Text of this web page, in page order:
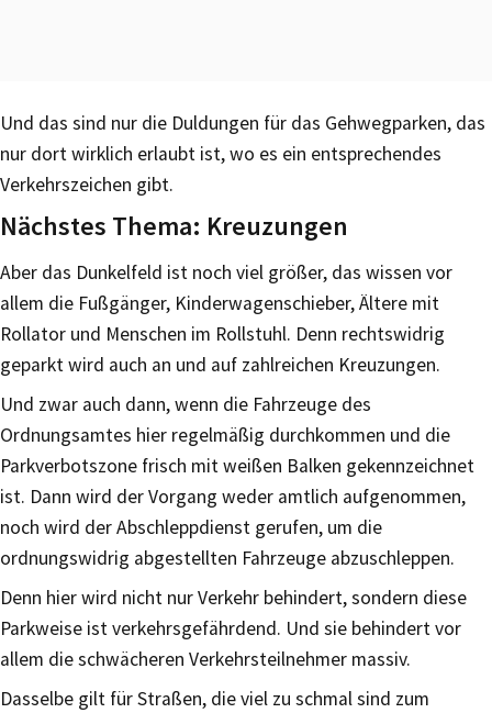
Und das sind nur die Duldungen für das Gehwegparken, das
nur dort wirklich erlaubt ist, wo es ein entsprechendes
Verkehrszeichen gibt.
Nächstes Thema: Kreuzungen
Aber das Dunkelfeld ist noch viel größer, das wissen vor
allem die Fußgänger, Kinderwagenschieber, Ältere mit
Rollator und Menschen im Rollstuhl. Denn rechtswidrig
geparkt wird auch an und auf zahlreichen Kreuzungen.
Und zwar auch dann, wenn die Fahrzeuge des
Ordnungsamtes hier regelmäßig durchkommen und die
Parkverbotszone frisch mit weißen Balken gekennzeichnet
ist. Dann wird der Vorgang weder amtlich aufgenommen,
noch wird der Abschleppdienst gerufen, um die
ordnungswidrig abgestellten Fahrzeuge abzuschleppen.
Denn hier wird nicht nur Verkehr behindert, sondern diese
Parkweise ist verkehrsgefährdend. Und sie behindert vor
allem die schwächeren Verkehrsteilnehmer massiv.
Dasselbe gilt für Straßen, die viel zu schmal sind zum